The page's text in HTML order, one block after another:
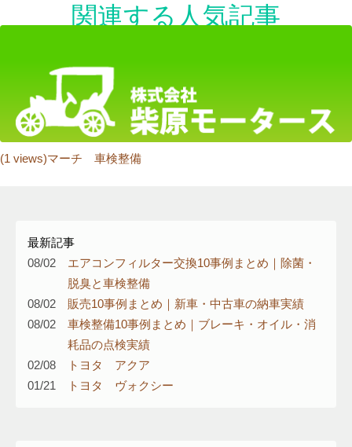
関連する人気記事
(1 views)マーチ 車検整備
最新記事
08/02
エアコンフィルター交換10事例まとめ｜除菌・
脱臭と車検整備
08/02
販売10事例まとめ｜新車・中古車の納車実績
08/02
車検整備10事例まとめ｜ブレーキ・オイル・消
耗品の点検実績
02/08
トヨタ アクア
01/21
トヨタ ヴォクシー